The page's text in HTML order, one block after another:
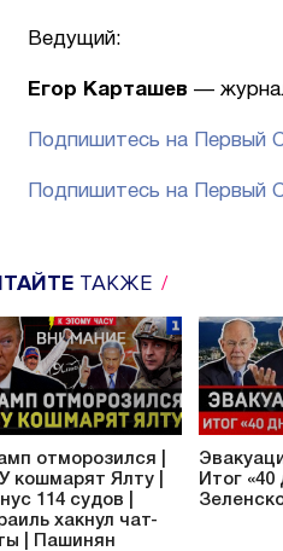
Ведущий:
Егор Карташев —
Подпишитесь на Первый
Подпишитесь на Первый
ТАКЖЕ
отморозился |
кошмарят Ялту |
114 судов |
хакнул чат-
| Пашинян
Итог «40